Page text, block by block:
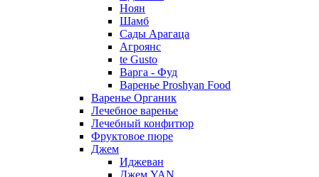
Ноян
Шамб
Сады Арагаца
Агроянс
te Gusto
Варга - Фуд
Варенье Proshyan Food
Варенье Органик
Лечебное варенье
Лечебный конфитюр
Фруктовое пюре
Джем
Иджеван
Джем YAN